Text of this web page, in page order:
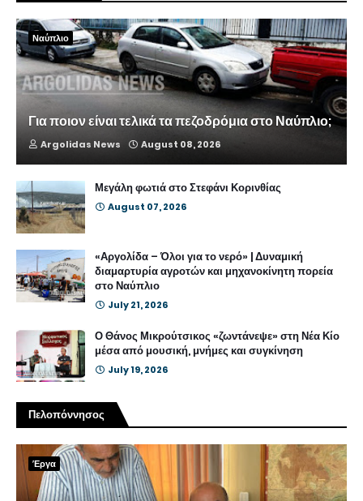
Ναύπλιο
Για ποιον είναι τελικά τα πεζοδρόμια στο Ναύπλιο;
Argolidas News August 08, 2026
Μεγάλη φωτιά στο Στεφάνι Κορινθίας
August 07, 2026
«Αργολίδα – Όλοι για το νερό» | Δυναμική
διαμαρτυρία αγροτών και μηχανοκίνητη πορεία
στο Ναύπλιο
July 21, 2026
Ο Θάνος Μικρούτσικος «ζωντάνεψε» στη Νέα Κίο
μέσα από μουσική, μνήμες και συγκίνηση
July 19, 2026
Πελοπόννησος
Έργα